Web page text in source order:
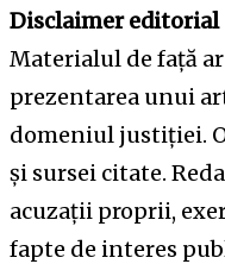
Disclaimer editorial
Materialul de față
prezentarea unui
domeniul justiției.
și sursei citate.
acuzații proprii,
fapte de interes